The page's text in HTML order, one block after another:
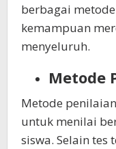
berbagai
kemampuan
menyeluruh.
Metode
Metode
untuk menilai
siswa. Selain tes